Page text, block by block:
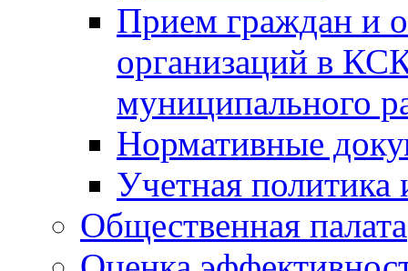
Прием граждан и
организаций в
муниципального
Нормативные
Учетная политика
Общественная палата